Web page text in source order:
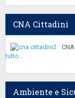
CNA Cittadini
tutto...
Ambiente e